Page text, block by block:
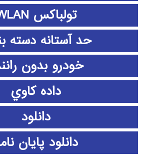
تولباکس WLAN
حد آستانه دسته
خودرو بدون
داده كاوي
دانلود
دانلود پايان